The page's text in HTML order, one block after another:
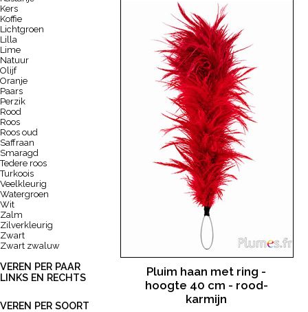
Kers
Koffie
Lichtgroen
Lilla
Lime
Natuur
Olijf
Oranje
Paars
Perzik
Rood
Roos
Roos oud
Saffraan
Smaragd
Tedere roos
Turkoois
Veelkleurig
Watergroen
Wit
Zalm
Zilverkleurig
Zwart
Zwart zwaluw
VEREN PER PAAR
LINKS EN RECHTS
VEREN PER SOORT
Pluim haan met ring -
hoogte 40 cm - rood-
karmijn